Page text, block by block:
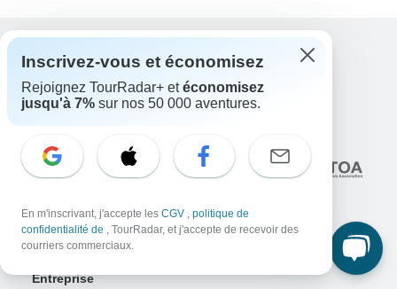
Excellent
10,000+avis sur
Entreprise
Inscrivez-vous et économisez
Rejoignez TourRadar+ etéconomisez
jusqu'à 7% sur nos 50 000 aventures.
En m'inscrivant, j'accepte les CGV , politique de
confidentialité de , TourRadar, et j'accepte de recevoir des
courriers commerciaux.